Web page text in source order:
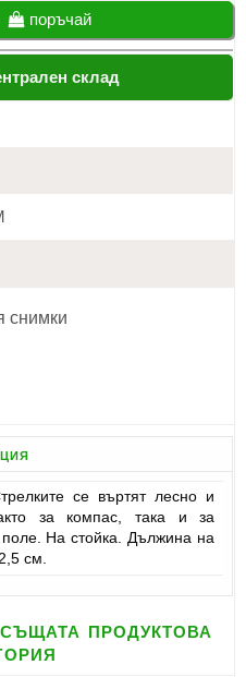
поръчай
склад
снимки
се въртят лесно и
за компас, така и за
На стойка. Дължина на
см.
продуктова